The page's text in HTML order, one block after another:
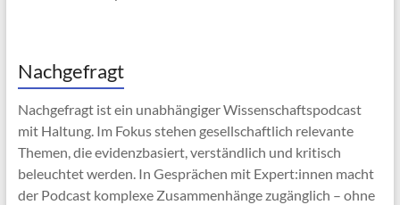
Nachgefragt
Nachgefragt ist ein unabhängiger Wissenschaftspodcast
mit Haltung. Im Fokus stehen gesellschaftlich relevante
Themen, die evidenzbasiert, verständlich und kritisch
beleuchtet werden. In Gesprächen mit Expert:innen macht
der Podcast komplexe Zusammenhänge zugänglich – ohne